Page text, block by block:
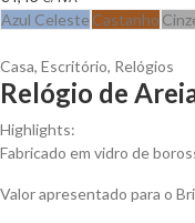
Azul Celeste Castanho
Casa, Escritório, Relógios
Relógio de
Highlights:
Fabricado em vidro de
Valor apresentado para o